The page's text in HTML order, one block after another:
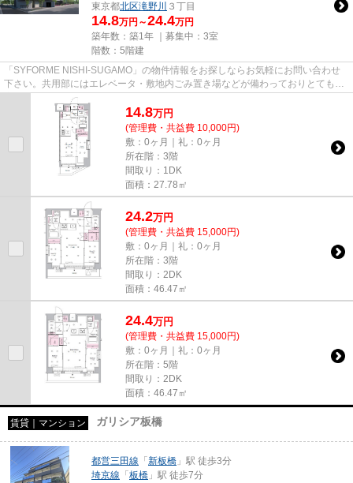
東京都北区滝野川 ３丁目
14.8万円～24.4万円
築年数：築1年 ｜募集中： 3室
階数：5階建
「SYFORME NISHI-SUGAMO」の物件情報をお探しならお気軽にお問い合わせ
下さい。共用部にはエレベータ・敷地内ごみ置き場などが備わっておりとても充
実しています。自走式駐車場がある...
14.8万円
(管理費・共益費 10,000円)
敷：0ヶ月｜礼：0ヶ月
所在階：3階
間取り：1DK
面積：27.78㎡
24.2万円
(管理費・共益費 15,000円)
敷：0ヶ月｜礼：0ヶ月
所在階：3階
間取り：2DK
面積：46.47㎡
24.4万円
(管理費・共益費 15,000円)
敷：0ヶ月｜礼：0ヶ月
所在階：5階
間取り：2DK
面積：46.47㎡
賃貸｜マンション ガリシア板橋
都営三田線 「 新板橋 」駅 徒歩3分
埼京線 「 板橋 」駅 徒歩7分